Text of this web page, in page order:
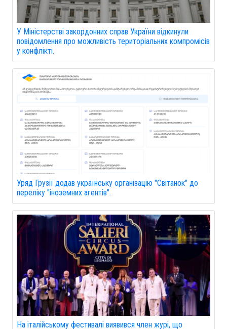
У Міністерстві закордонних справ України відкинули
повідомлення про можливість територіальних компромісів
у конфлікті.
Уряд Грузії додав українську організацію "Світанок" до
переліку "іноземних агентів".
На італійському фестивалі виявився член журі, що